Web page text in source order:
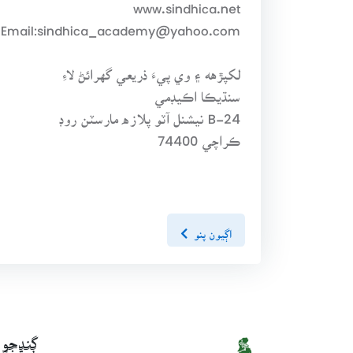
Email:sindhica_academy@yahoo.com
لکپڙهه ۽ وي پيءَ ذريعي گهرائڻ لاءِ
سنڌيڪا اڪيڊمي
ڪراچي 74400
اڳيون پنو
ڳنڍجو